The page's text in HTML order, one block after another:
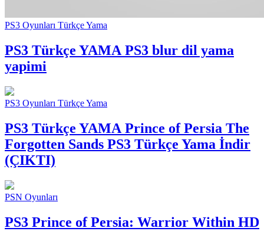
PS3 Oyunları Türkçe Yama
PS3 Türkçe YAMA PS3 blur dil yama
yapimi
PS3 Oyunları Türkçe Yama
PS3 Türkçe YAMA Prince of Persia The
Forgotten Sands PS3 Türkçe Yama İndir
(ÇIKTI)
PSN Oyunları
PS3 Prince of Persia: Warrior Within HD